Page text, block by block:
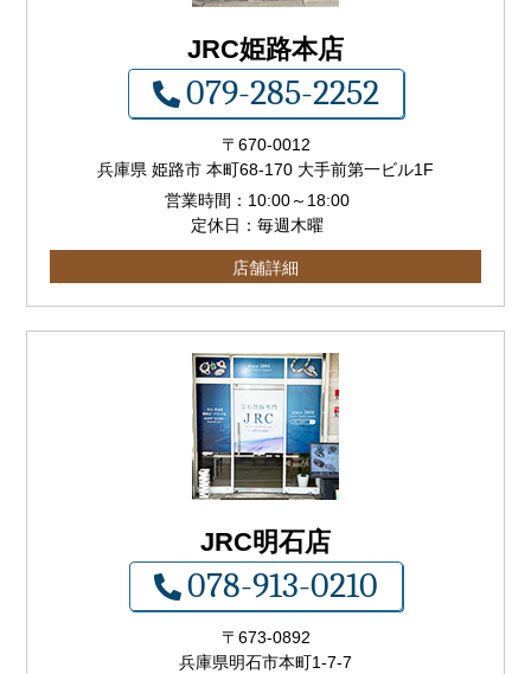
JRC姫路本店
079-285-2252
〒 670-0012
兵庫県 姫路市 本町68-170 大手前第一ビル1F
営業時間： 10:00～ 18:00
定休日：毎週木曜
店舗詳細
JRC明石店
078-913-0210
〒673-0892
兵庫県明石市本町1-7-7